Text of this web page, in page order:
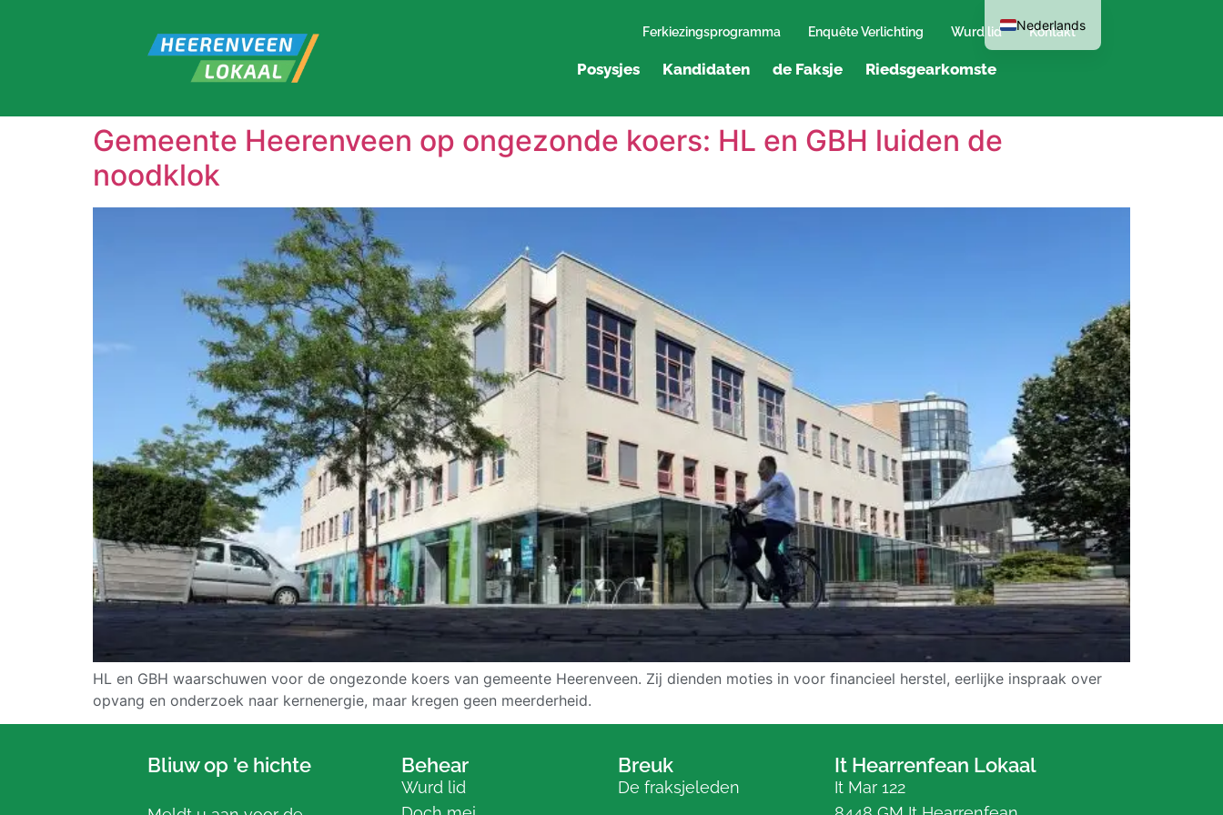
Ferkiezingsprogramma Enquête Verlichting Wurd lid Kontakt
Posysjes Kandidaten de Faksje Riedsgearkomste
Gemeente Heerenveen op ongezonde koers: HL en GBH luiden de
noodklok
HL en GBH waarschuwen voor de ongezonde koers van gemeente Heerenveen. Zij dienden moties in voor financieel herstel, eerlijke inspraak over
opvang en onderzoek naar kernenergie, maar kregen geen meerderheid.
Bliuw op 'e hichte Behear
Wurd lid
Breuk
De fraksjeleden
It Hearrenfean Lokaal
It Mar 122
Nederlands